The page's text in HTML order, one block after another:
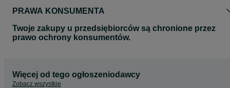
PRAWA KONSUMENTA
Twoje zakupy u przedsiębiorców są chronione przez
prawo ochrony konsumentów.
Więcej od tego ogłoszeniodawcy
Zobacz wszystkie